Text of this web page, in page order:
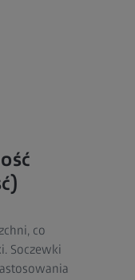
co
Soczewki